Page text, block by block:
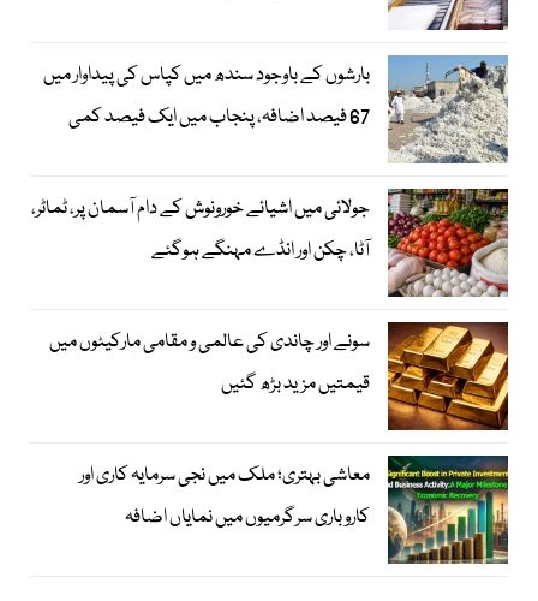
بارشوں کے باوجود سندھ میں کپاس کی پیداوار میں
67 فیصد اضافہ، پنجاب میں ایک فیصد کمی
جولائی میں اشیائے خورونوش کے دام آسمان پر، ٹماٹر،
آٹا، چکن اور انڈے مہنگے ہوگئے
سونے اور چاندی کی عالمی و مقامی مارکیٹوں میں
قیمتیں مزید بڑھ گئیں
معاشی بہتری؛ ملک میں نجی سرمایہ کاری اور
کاروباری سرگرمیوں میں نمایاں اضافہ